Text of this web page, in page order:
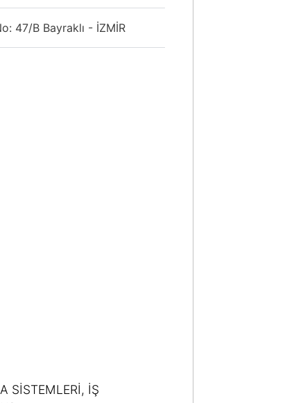
47/B Bayraklı - İZMİR
SISTEMLERI, IŞ